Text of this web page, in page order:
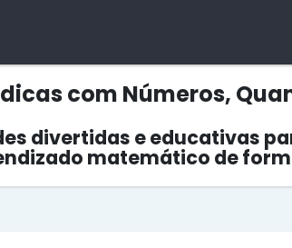
com Números,
divertidas e educativas
matemático de